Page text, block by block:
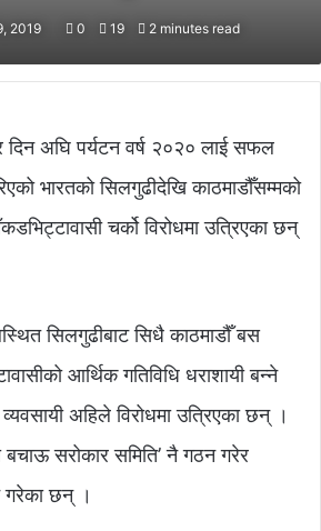
2019 0 19 2 minutes read
दिन अघि पर्यटन वर्ष २०२० लाई सफल
भारतको सिलगुढीदेखि काठमाडौँसम्मको
चर्को विरोधमा उत्रिएका छन्
सिलगुढीबाट सिधै काठमाडौँ बस
आर्थिक गतिविधि धराशायी बन्ने
व्यवसायी अहिले विरोधमा उत्रिएका छन् ।
सरोकार समिति’ नै गठन गरेर
गरेका छन् ।